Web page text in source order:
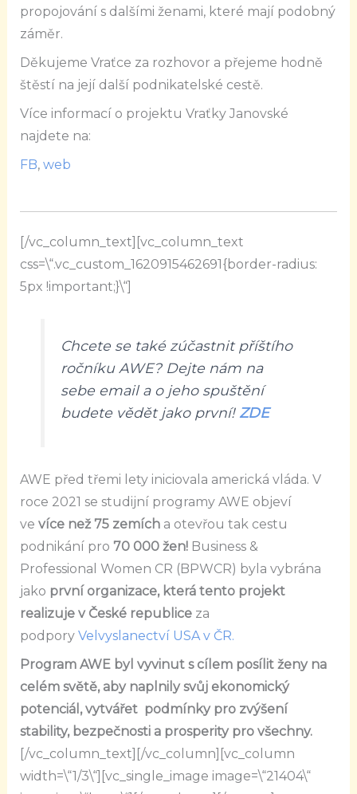
propojování s dalšími ženami, které mají podobný
záměr.
Děkujeme Vraťce za rozhovor a přejeme hodně
štěstí na její další podnikatelské cestě.
Více informací o projektu Vraťky Janovské
najdete na:
FB, web
[/vc_column_text][vc_column_text
css=\“.vc_custom_1620915462691{border-radius:
5px !important;}\“]
Chcete se také zúčastnit příštího
ročníku AWE? Dejte nám na
sebe email a o jeho spuštění
budete vědět jako první!ZDE
AWE před třemi lety iniciovala americká vláda. V
roce 2021 se studijní programy AWE objeví
ve více než 75 zemícha otevřou tak cestu
podnikání pro 70 000 žen!Business &
Professional Women CR (BPWCR) byla vybrána
jako první organizace, která tento projekt
realizuje v České republiceza
podpory Velvyslanectví USA v ČR.
Program AWE byl vyvinut s cílem posílit ženy na
celém světě, aby naplnily svůj ekonomický
potenciál, vytvářet podmínky pro zvýšení
stability, bezpečnosti a prosperity pro všechny.
[/vc_column_text][/vc_column][vc_column
width=\“1/3\“][vc_single_image image=\“21404\“